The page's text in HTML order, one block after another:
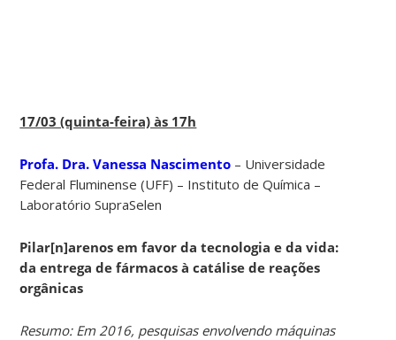
17/03 (quinta-feira) às 17h
Profa. Dra. Vanessa Nascimento – Universidade
Federal Fluminense (UFF) – Instituto de Química –
Laboratório SupraSelen
Pilar[n]arenos em favor da tecnologia e da vida:
da entrega de fármacos à catálise de reações
orgânicas
Resumo: Em 2016, pesquisas envolvendo máquinas